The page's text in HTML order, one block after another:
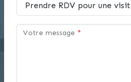
Votre message *